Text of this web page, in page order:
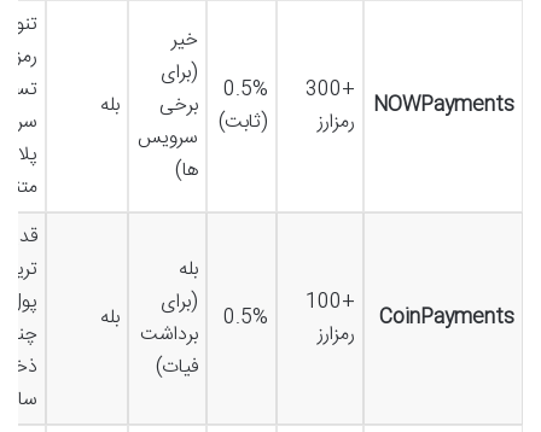
NOWPayments
+300
رمزارز
0.5%
(ثابت)
خیر
(برای
برخی
سرویس
ها)
بله
تنوع
CoinPayments
+100
رمزارز
0.5%
بله
(برای
برداشت
فیات)
بله
پول